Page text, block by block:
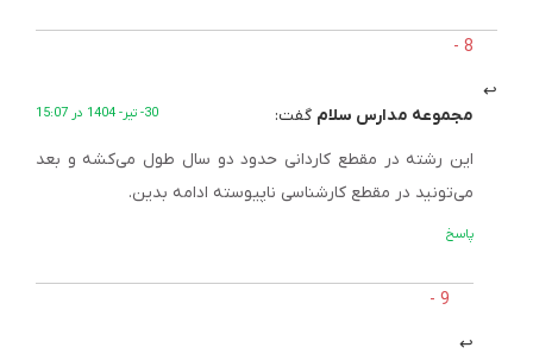
مجموعه مدارس سلام گفت: 30- تیر- 1404 در 15:07
این رشته در مقطع کاردانی حدود دو سال طول می‌کشه و بعد
می‌تونید در مقطع کارشناسی ناپیوسته ادامه بدین.
پاسخ